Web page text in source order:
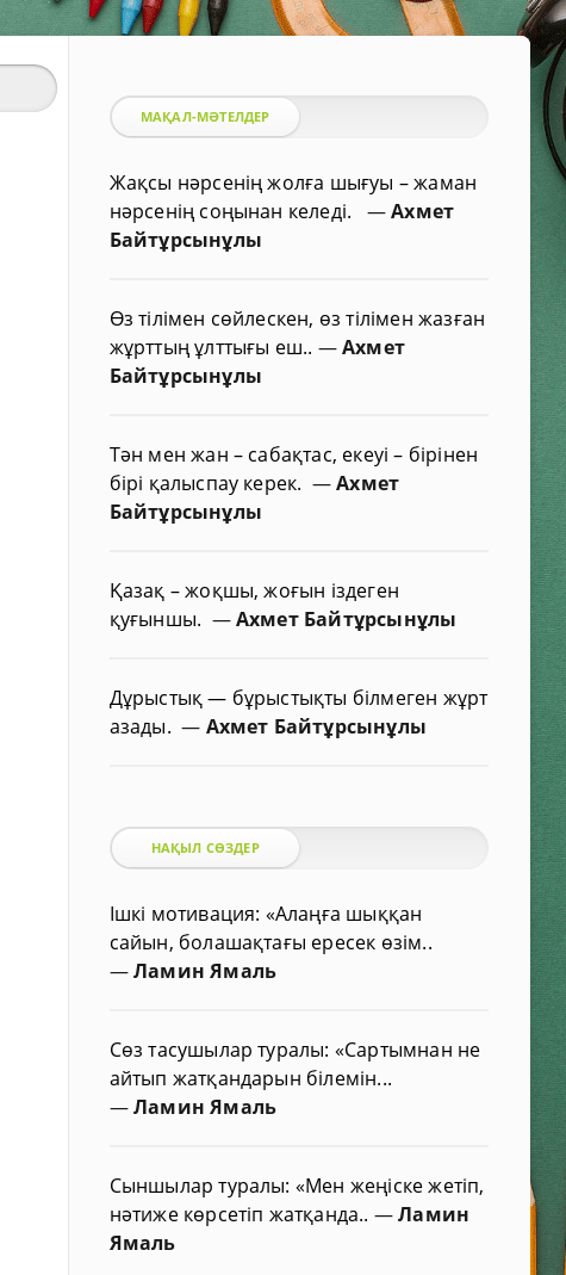
МАҚАЛ-МӘТЕЛДЕР
Жақсы нәрсенің жолға шығуы – жаман
нәрсенің соңынан келеді. —Ахмет
Байтұрсынұлы
Өз тілімен сөйлескен, өз тілімен жазған
жұрттың ұлттығы еш.. —Ахмет
Байтұрсынұлы
Тән мен жан – сабақтас, екеуі – бірінен
бірі қалыспау керек. —Ахмет
Байтұрсынұлы
Қазақ – жоқшы, жоғын іздеген
қуғыншы. —Ахмет Байтұрсынұлы
Дұрыстық — бұрыстықты білмеген жұрт
азады.— Ахмет Байтұрсынұлы
НАҚЫЛ СӨЗДЕР
Ішкі мотивация: «Алаңға шыққан
сайын, болашақтағы ересек өзім..
—Ламин Ямаль
Сөз тасушылар туралы: «Сартымнан не
айтып жатқандарын білемін...
—Ламин Ямаль
Сыншылар туралы: «Мен жеңіске жетіп,
нәтиже көрсетіп жатқанда.. —Ламин
Ямаль